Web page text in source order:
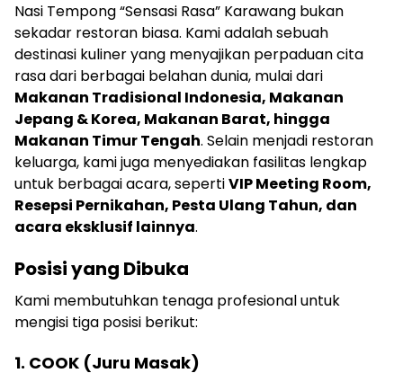
Nasi Tempong “Sensasi Rasa” Karawang bukan
sekadar restoran biasa. Kami adalah sebuah
destinasi kuliner yang menyajikan perpaduan cita
rasa dari berbagai belahan dunia, mulai dari
Makanan Tradisional Indonesia, Makanan
Jepang & Korea, Makanan Barat, hingga
Makanan Timur Tengah. Selain menjadi restoran
keluarga, kami juga menyediakan fasilitas lengkap
untuk berbagai acara, sepertiVIP Meeting Room,
Resepsi Pernikahan, Pesta Ulang Tahun, dan
acara eksklusif lainnya.
Posisi yang Dibuka
Kami membutuhkan tenaga profesional untuk
mengisi tiga posisi berikut:
1. COOK (Juru Masak)